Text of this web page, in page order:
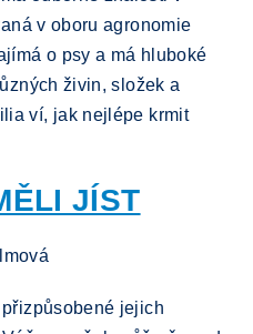
v oboru agronomie
o psy a má hluboké
živin, složek a
ví, jak nejlépe krmit
JÍST
jejich